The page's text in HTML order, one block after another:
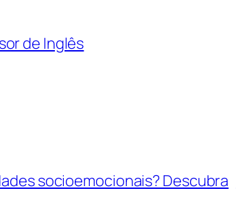
de Inglês
socioemocionais? Descubra